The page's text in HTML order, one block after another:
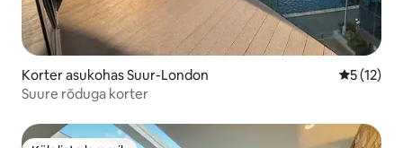
Korter asukohas Suur-London
5 (12)
Suure rõduga korter